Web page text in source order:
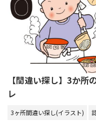
【間違い探し】3か所
レ
3ヶ所間違い探し(イラスト)